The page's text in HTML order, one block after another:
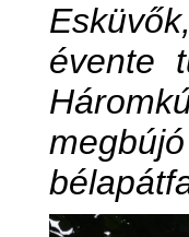
évente